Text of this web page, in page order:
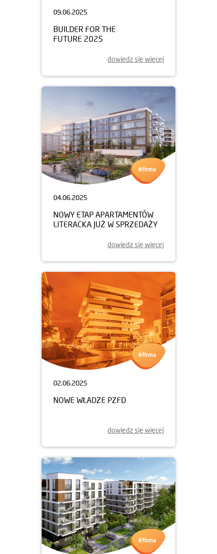
09.06.2025
BUILDER FOR THE
FUTURE 2025
dowiedz się więcej
04.06.2025
NOWY ETAP APARTAMENTÓW
LITERACKA JUŻ W SPRZEDAŻY
dowiedz się więcej
02.06.2025
NOWE WŁADZE PZFD
dowiedz się więcej